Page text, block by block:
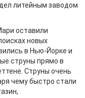
литейным заводом
оставили
новых
в Нью-Йорке и
струны прямо в
Струны очень
чему быстро стали